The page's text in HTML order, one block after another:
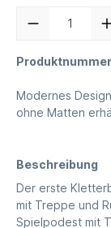
Modernes
ohne Matten
Beschreibung
Der erste
mit Treppe und
Spielpodest mit